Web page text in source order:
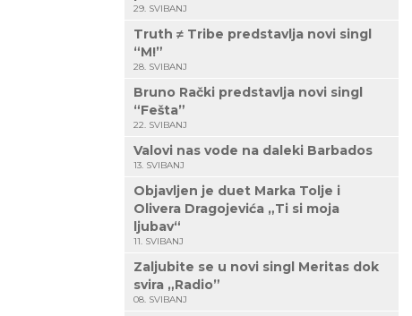
29. SVIBANJ
Truth ≠ Tribe predstavlja novi singl
“M!”
28. SVIBANJ
Bruno Rački predstavlja novi singl
“Fešta”
22. SVIBANJ
Valovi nas vode na daleki Barbados
13. SVIBANJ
Objavljen je duet Marka Tolje i
Olivera Dragojevića „Ti si moja
ljubav“
11. SVIBANJ
Zaljubite se u novi singl Meritas dok
svira „Radio”
08. SVIBANJ